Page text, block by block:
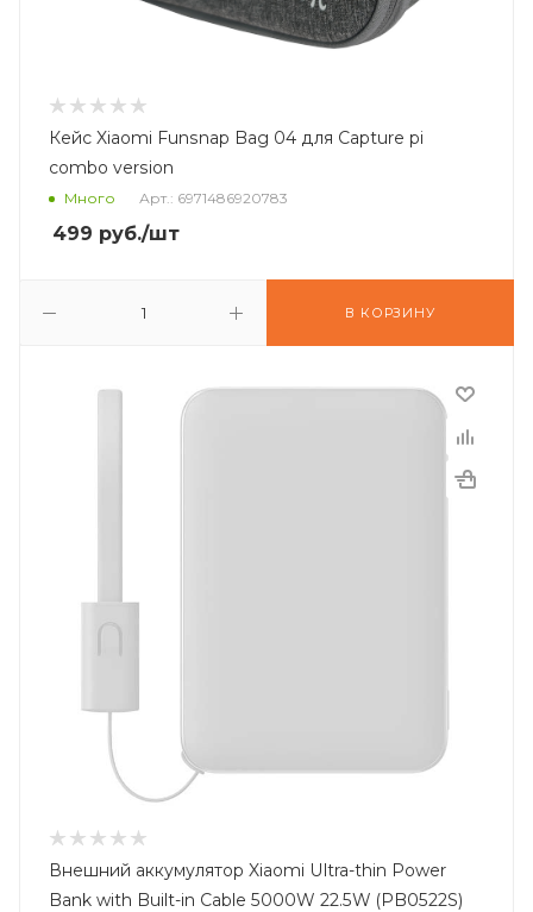
Кейс Xiaomi Funsnap Bag 04 для Capture pi
combo version
Много Арт.: 6971486920783
499 руб./шт
В КОРЗИНУ
Внешний аккумулятор Xiaomi Ultra-thin Power
Bank with Built-in Cable 5000W 22.5W (PB0522S)